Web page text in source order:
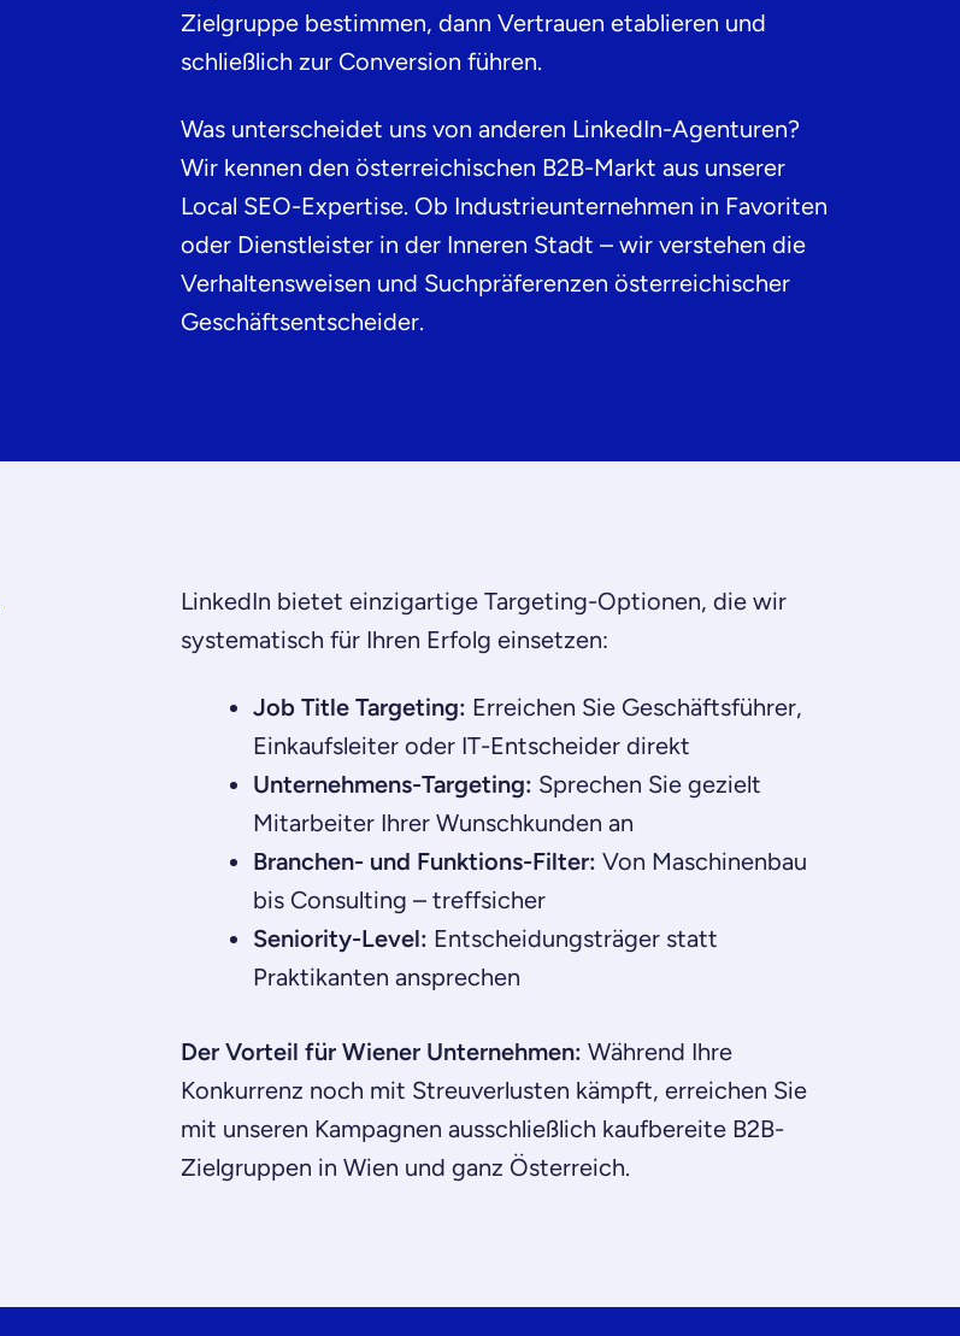
Zielgruppe bestimmen, dann Vertrauen etablieren und
schließlich zur Conversion führen.
Was unterscheidet uns von anderen LinkedIn-Agenturen?
Wir kennen den österreichischen B2B-Markt aus unserer
Local SEO-Expertise. Ob Industrieunternehmen in Favoriten
oder Dienstleister in der Inneren Stadt – wir verstehen die
Verhaltensweisen und Suchpräferenzen österreichischer
Geschäftsentscheider.
LinkedIn bietet einzigartige Targeting-Optionen, die wir
systematisch für Ihren Erfolg einsetzen:
Job Title Targeting: Erreichen Sie Geschäftsführer,
Einkaufsleiter oder IT-Entscheider direkt
Unternehmens-Targeting: Sprechen Sie gezielt
Mitarbeiter Ihrer Wunschkunden an
Branchen- und Funktions-Filter: Von Maschinenbau
bis Consulting – treffsicher
Seniority-Level: Entscheidungsträger statt
Praktikanten ansprechen
Der Vorteil für Wiener Unternehmen: Während Ihre
Konkurrenz noch mit Streuverlusten kämpft, erreichen Sie
mit unseren Kampagnen ausschließlich kaufbereite B2B-
Zielgruppen in Wien und ganz Österreich.